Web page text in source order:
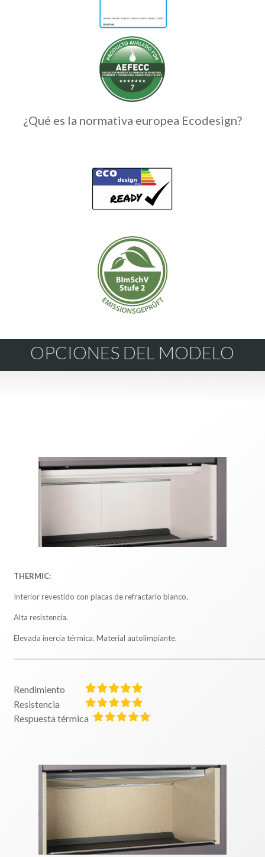
¿Qué es la normativa europea Ecodesign?
OPCIONES DEL MODELO
THERMIC:
Interior revestido con placas de refractario blanco.
Alta resistencia.
Elevada inercia térmica. Material autolimpiante.
Rendimiento
Resistencia
Respuesta térmica